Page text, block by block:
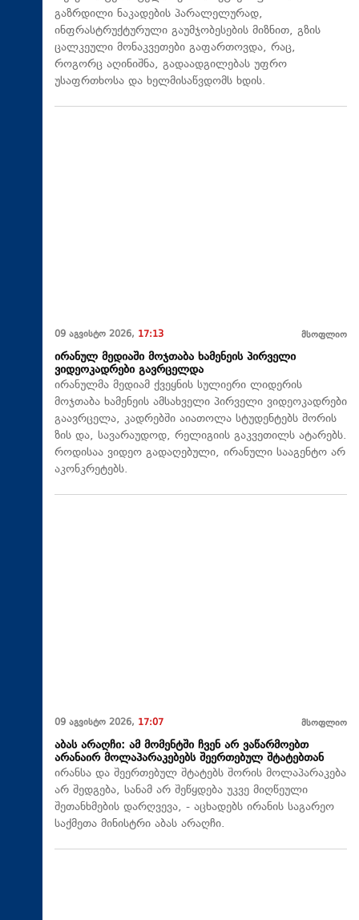
გაზრდილი ნაკადების პარალელურად,
ინფრასტრუქტურული გაუმჯობესების მიზნით, გზის
ცალკეული მონაკვეთები გაფართოვდა, რაც,
როგორც აღინიშნა, გადაადგილებას უფრო
უსაფრთხოსა და ხელმისაწვდომს ხდის.
09 აგვისტო 2026, 17:13 მსოფლიო
ირანულ მედიაში მოჯთაბა ხამენეის პირველი
ვიდეოკადრები გავრცელდა
ირანულმა მედიამ ქვეყნის სულიერი ლიდერის
მოჯთაბა ხამენეის ამსახველი პირველი ვიდეოკადრები
გაავრცელა, კადრებში აიათოლა სტუდენტებს შორის
ზის და, სავარაუდოდ, რელიგიის გაკვეთილს ატარებს.
როდისაა ვიდეო გადაღებული, ირანული სააგენტო არ
აკონკრეტებს.
09 აგვისტო 2026, 17:07 მსოფლიო
აბას არაღჩი: ამ მომენტში ჩვენ არ ვაწარმოებთ
არანაირ მოლაპარაკებებს შეერთებულ შტატებთან
ირანსა და შეერთებულ შტატებს შორის მოლაპარაკება
არ შედგება, სანამ არ შეწყდება უკვე მიღწეული
შეთანხმების დარღვევა, - აცხადებს ირანის საგარეო
საქმეთა მინისტრი აბას არაღჩი.